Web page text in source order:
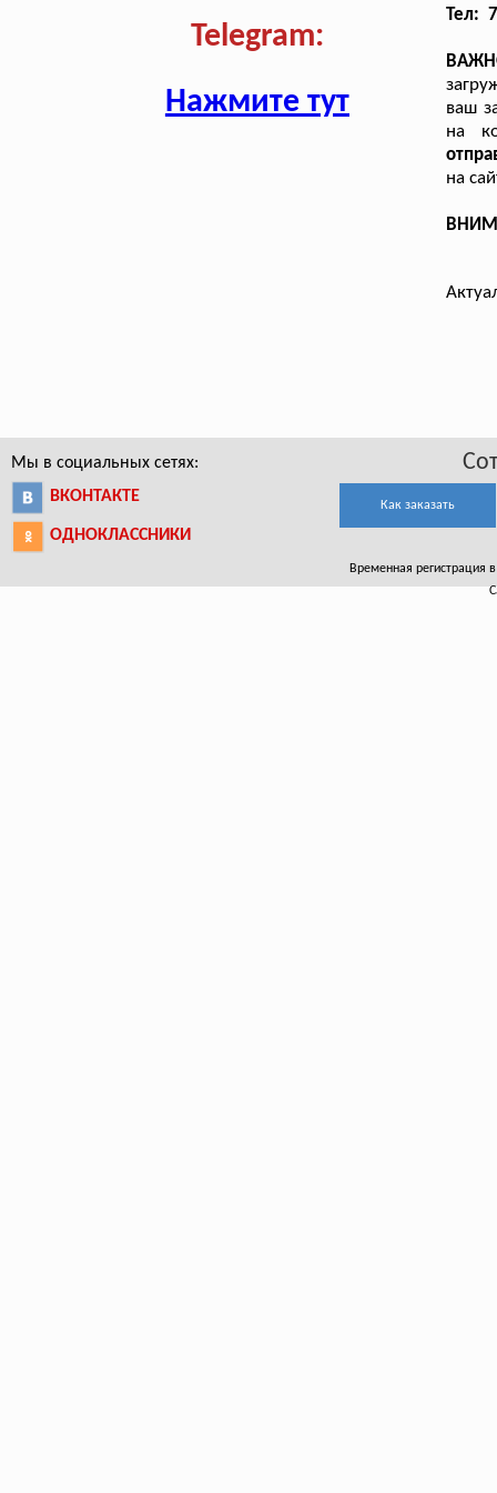
Telegram:
Нажмите тут
Тел:
ваш
на
на
Мы в социальных сетях:
ВКОНТАКТЕ
ОДНОКЛАССНИКИ
Как заказать
Временная регистрация